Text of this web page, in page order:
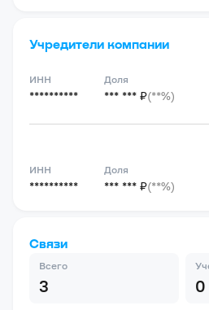
Учредители компании
ИНН
**********
Доля
*** *** ₽(**%)
ИНН
**********
Доля
*** *** ₽(**%)
Связи
Всего
3 0